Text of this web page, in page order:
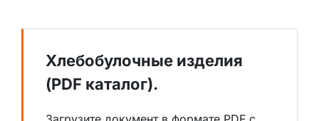
Хлебобулочные изделия
(PDF каталог).